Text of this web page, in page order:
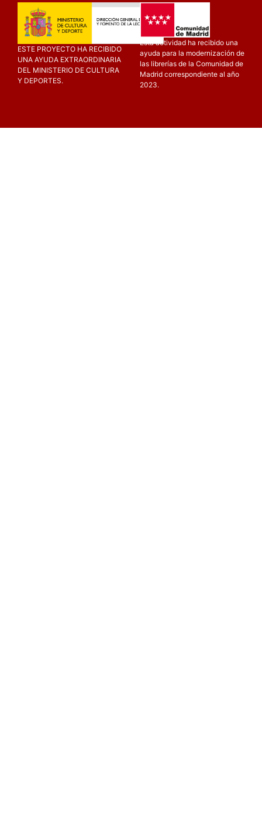
ESTE PROYECTO HA RECIBIDO
UNA AYUDA EXTRAORDINARIA
DEL MINISTERIO DE CULTURA
Y DEPORTES.
Esta actividad ha recibido una
ayuda para la modernización de
las librerías de la Comunidad de
Madrid correspondiente al año
2023.